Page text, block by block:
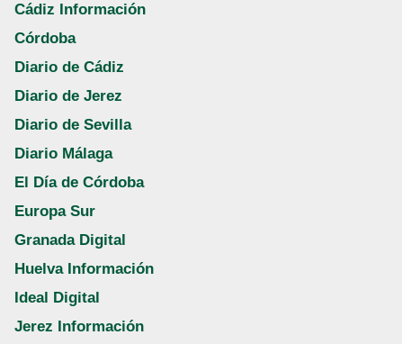
Cádiz Información
Córdoba
Diario de Cádiz
Diario de Jerez
Diario de Sevilla
Diario Málaga
El Día de Córdoba
Europa Sur
Granada Digital
Huelva Información
Ideal Digital
Jerez Información